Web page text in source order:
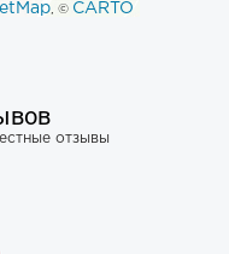
, © CARTO
отзывы